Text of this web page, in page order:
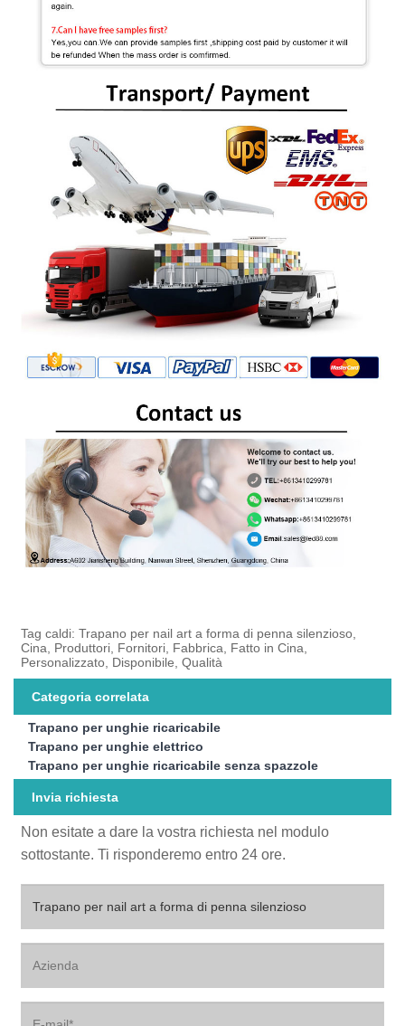
Tag caldi: Trapano per nail art a forma di penna silenzioso,
Cina, Produttori, Fornitori, Fabbrica, Fatto in Cina,
Personalizzato, Disponibile, Qualità
Categoria correlata
Trapano per unghie ricaricabile
Trapano per unghie elettrico
Trapano per unghie ricaricabile senza spazzole
Invia richiesta
Non esitate a dare la vostra richiesta nel modulo
sottostante. Ti risponderemo entro 24 ore.